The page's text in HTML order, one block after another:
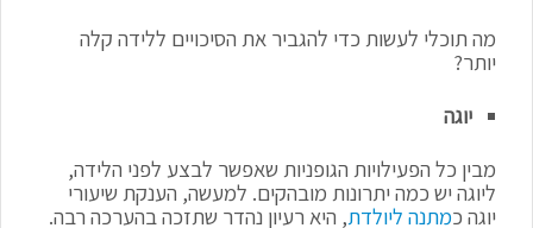
מה תוכלי לעשות כדי להגביר את הסיכויים ללידה קלה
יותר?
יוגה
מבין כל הפעילויות הגופניות שאפשר לבצע לפני הלידה,
ליוגה יש כמה יתרונות מובהקים. למעשה, הענקת שיעורי
יוגה כמתנה ליולדת, היא רעיון נהדר שתזכה בהערכה רבה.